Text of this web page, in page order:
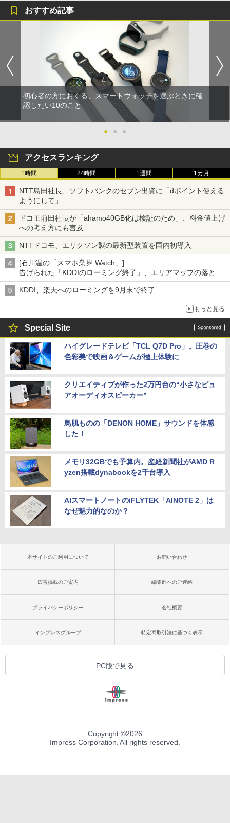
おすすめ記事
初心者の方におくる、スマートウォッチを選ぶときに確
認したい10のこと
● ● ●
アクセスランキング
1時間 24時間 1週間 1カ月
NTT島田社長、ソフトバンクのセブン出資に「dポイント使える
ようにして」
ドコモ前田社長が「ahamo40GB化は検証のため」、料金値上げ
への考え方にも言及
NTTドコモ、エリクソン製の最新型装置を国内初導入
[石川温の「スマホ業界 Watch」]
告げられた「KDDIのローミング終了」、エリアマップの落とし
穴と楽天モバイルの課題
KDDI、楽天へのローミングを9月末で終了
もっと見る
Special Site
ハイグレードテレビ「TCL Q7D Pro」。圧巻の
色彩美で映画＆ゲームが極上体験に
クリエイティブが作った2万円台の“小さなピュ
アオーディオスピーカー”
鳥肌ものの「DENON HOME」サウンドを体感
した！
メモリ32GBでも予算内。産経新聞社がAMD R
yzen搭載dynabookを2千台導入
AIスマートノートのiFLYTEK「AINOTE 2」は
なぜ魅力的なのか？
本サイトのご利用について お問い合わせ
広告掲載のご案内 編集部へのご連絡
プライバシーポリシー 会社概要
インプレスグループ 特定商取引法に基づく表示
PC版で見る
Copyright ©2026
Impress Corporation. All rights reserved.